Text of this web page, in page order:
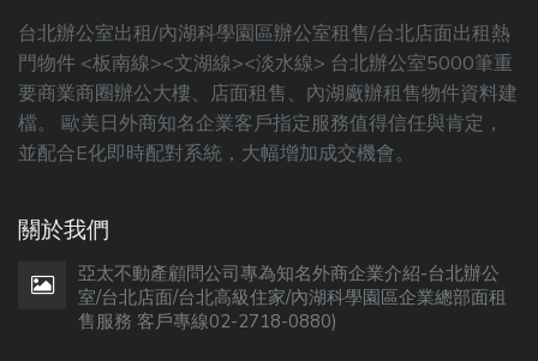
台北辦公室出租/內湖科學園區辦公室租售/台北店面出租熱
門物件 <板南線><文湖線><淡水線> 台北辦公室5000筆重
要商業商圈辦公大樓、店面租售、內湖廠辦租售物件資料建
檔。 歐美日外商知名企業客戶指定服務值得信任與肯定，
並配合E化即時配對系統，大幅增加成交機會。
關於我們
亞太不動產顧問公司專為知名外商企業介紹-台北辦公
室/台北店面/台北高級住家/內湖科學園區企業總部面租
售服務 客戶專線02-2718-0880)